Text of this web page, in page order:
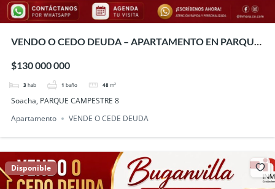
VENDO O CEDO DEUDA – APARTAMENTO EN PARQUE
$130 000 000
3 hab 1 baño 48 m²
Soacha, PARQUE CAMPESTRE 8
Apartamento
VENDE O CEDE DEUDA
Disponible